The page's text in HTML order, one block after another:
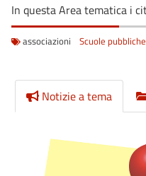
In questa Area tematica i
associazioni Scuole pubbliche
Notizie a tema